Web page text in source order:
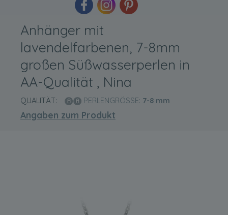
Anhänger mit
lavendelfarbenen, 7-8mm
großen Süßwasserperlen in
AA-Qualität , Nina
QUALITÄT: PERLENGRÖSSE: 7-8 mm
Angaben zum Produkt